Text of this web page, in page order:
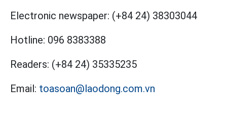
Electronic newspaper: (+84 24) 38303044
Hotline: 096 8383388
Readers: (+84 24) 35335235
Email: toasoan@laodong.com.vn